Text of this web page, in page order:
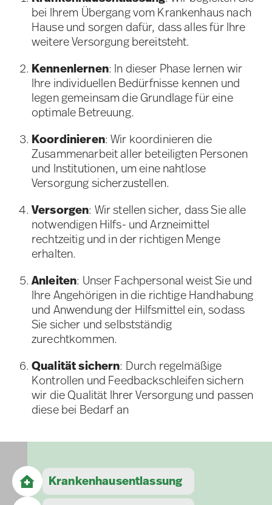
bei Ihrem Übergang vom Krankenhaus nach
Hause und sorgen dafür, dass alles für Ihre
weitere Versorgung bereitsteht.
Kennenlernen: In dieser Phase lernen wir
Ihre individuellen Bedürfnisse kennen und
legen gemeinsam die Grundlage für eine
optimale Betreuung.
Koordinieren: Wir koordinieren die
Zusammenarbeit aller beteiligten Personen
und Institutionen, um eine nahtlose
Versorgung sicherzustellen.
Versorgen: Wir stellen sicher, dass Sie alle
notwendigen Hilfs- und Arzneimittel
rechtzeitig und in der richtigen Menge
erhalten.
Anleiten: Unser Fachpersonal weist Sie und
Ihre Angehörigen in die richtige Handhabung
und Anwendung der Hilfsmittel ein, sodass
Sie sicher und selbstständig
zurechtkommen.
Qualität sichern: Durch regelmäßige
Kontrollen und Feedbackschleifen sichern
wir die Qualität Ihrer Versorgung und passen
diese bei Bedarf an
Krankenhaus­entlassung